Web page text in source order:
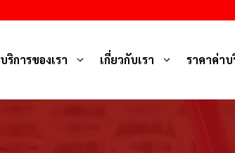
บริการของเรา เกี่ยวกับเรา ราคาค่าบ